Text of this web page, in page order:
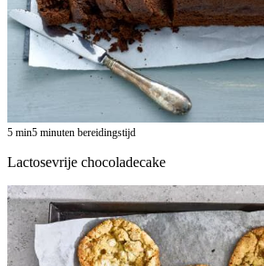
5 min5 minuten bereidingstijd
Lactosevrije chocoladecake